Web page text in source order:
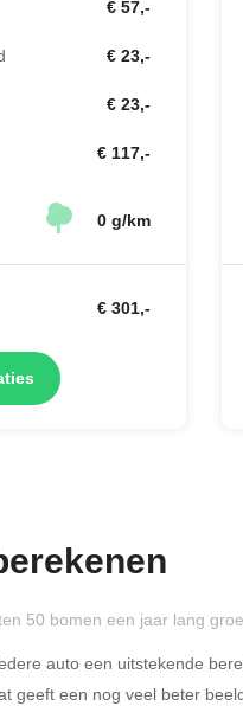
€ 57,-
€ 23,-
€ 23,-
€ 117,-
0 g/km
€ 301,-
50 bomen een jaar lang
auto een uitstekende
geeft een nog veel beter